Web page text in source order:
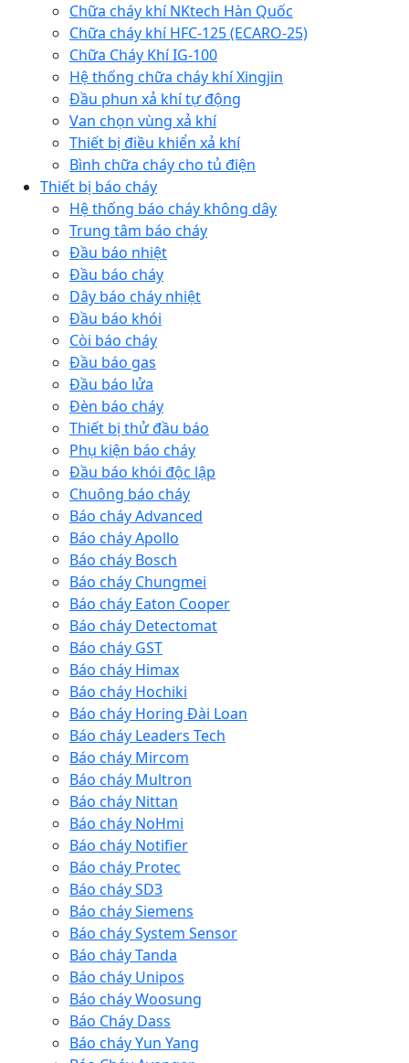
Chữa cháy khí NKtech Hàn Quốc
Chữa cháy khí HFC-125 (ECARO-25)
Chữa Cháy Khí IG-100
Hệ thống chữa cháy khí Xingjin
Đầu phun xả khí tự động
Van chọn vùng xả khí
Thiết bị điều khiển xả khí
Bình chữa cháy cho tủ điện
Thiết bị báo cháy
Hệ thống báo cháy không dây
Trung tâm báo cháy
Đầu báo nhiệt
Đầu báo cháy
Dây báo cháy nhiệt
Đầu báo khói
Còi báo cháy
Đầu báo gas
Đầu báo lửa
Đèn báo cháy
Thiết bị thử đầu báo
Phụ kiện báo cháy
Đầu báo khói độc lập
Chuông báo cháy
Báo cháy Advanced
Báo cháy Apollo
Báo cháy Bosch
Báo cháy Chungmei
Báo cháy Eaton Cooper
Báo cháy Detectomat
Báo cháy GST
Báo cháy Himax
Báo cháy Hochiki
Báo cháy Horing Đài Loan
Báo cháy Leaders Tech
Báo cháy Mircom
Báo cháy Multron
Báo cháy Nittan
Báo cháy NoHmi
Báo cháy Notifier
Báo cháy Protec
Báo cháy SD3
Báo cháy Siemens
Báo cháy System Sensor
Báo cháy Tanda
Báo cháy Unipos
Báo cháy Woosung
Báo Cháy Dass
Báo cháy Yun Yang